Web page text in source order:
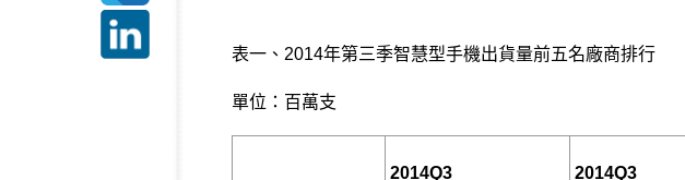
表一、2014年第三季智慧型手機出貨量前五名廠商排行
單位：百萬支
2014Q3 2014Q3